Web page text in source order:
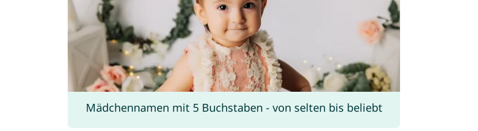
Mädchennamen mit 5 Buchstaben - von selten bis beliebt